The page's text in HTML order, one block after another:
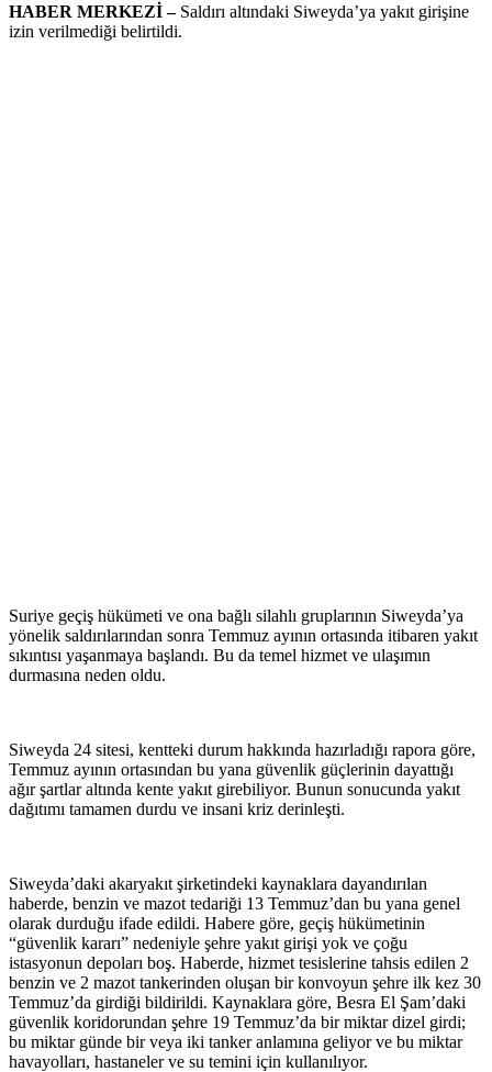
HABER MERKEZİ – Saldırı altındaki Siweyda’ya yakıt girişine
izin verilmediği belirtildi.
Suriye geçiş hükümeti ve ona bağlı silahlı gruplarının Siweyda’ya
yönelik saldırılarından sonra Temmuz ayının ortasında itibaren yakıt
sıkıntısı yaşanmaya başlandı. Bu da temel hizmet ve ulaşımın
durmasına neden oldu.
Siweyda 24 sitesi, kentteki durum hakkında hazırladığı rapora göre,
Temmuz ayının ortasından bu yana güvenlik güçlerinin dayattığı
ağır şartlar altında kente yakıt girebiliyor. Bunun sonucunda yakıt
dağıtımı tamamen durdu ve insani kriz derinleşti.
Siweyda’daki akaryakıt şirketindeki kaynaklara dayandırılan
haberde, benzin ve mazot tedariği 13 Temmuz’dan bu yana genel
olarak durduğu ifade edildi. Habere göre, geçiş hükümetinin
“güvenlik kararı” nedeniyle şehre yakıt girişi yok ve çoğu
istasyonun depoları boş. Haberde, hizmet tesislerine tahsis edilen 2
benzin ve 2 mazot tankerinden oluşan bir konvoyun şehre ilk kez 30
Temmuz’da girdiği bildirildi. Kaynaklara göre, Besra El Şam’daki
güvenlik koridorundan şehre 19 Temmuz’da bir miktar dizel girdi;
bu miktar günde bir veya iki tanker anlamına geliyor ve bu miktar
havayolları, hastaneler ve su temini için kullanılıyor.